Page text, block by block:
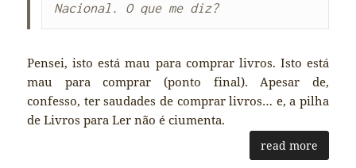
Nacional. O que me diz?
Pensei, isto está mau para comprar livros. Isto está
mau para comprar (ponto final). Apesar de,
confesso, ter saudades de comprar livros… e, a pilha
de Livros para Ler não é ciumenta.
read more